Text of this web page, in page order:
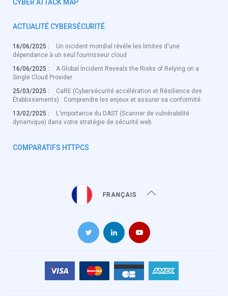
CYBER ATTACK MAP
ACTUALITÉ CYBERSÉCURITÉ
16/06/2025 :
Un incident mondial révèle les limites d'une
dépendance à un seul fournisseur cloud
16/06/2025 :
A Global Incident Reveals the Risks of Relying on a
Single Cloud Provider
25/03/2025 :
CaRE (Cybersécurité accélération et Résilience des
Établissements) : Comprendre les enjeux et assurer sa conformité
13/02/2025 :
L'importance du DAST (Scanner de vulnérabilité
dynamique) dans votre stratégie de sécurité web
COMPARATIFS HTTPCS
FRANÇAIS